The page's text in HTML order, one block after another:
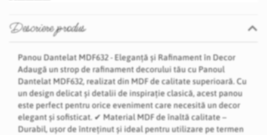
Descriere produs
Panou Dantelat MDF632 - Eleganță și Rafinament în Decor
Adaugă un strop de rafinament decorului tău cu Panoul
Dantelat MDF632, realizat din MDF de calitate superioară. Cu
un design delicat și detalii de inspirație clasică, acest panou
este perfect pentru orice eveniment care necesită un decor
elegant și sofisticat. ✔ Material MDF de înaltă calitate –
Durabil, ușor de întreținut și ideal pentru utilizare pe termen